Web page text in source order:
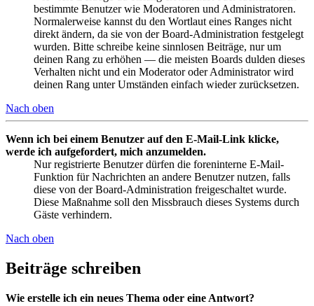
bestimmte Benutzer wie Moderatoren und Administratoren.
Normalerweise kannst du den Wortlaut eines Ranges nicht
direkt ändern, da sie von der Board-Administration festgelegt
wurden. Bitte schreibe keine sinnlosen Beiträge, nur um
deinen Rang zu erhöhen — die meisten Boards dulden dieses
Verhalten nicht und ein Moderator oder Administrator wird
deinen Rang unter Umständen einfach wieder zurücksetzen.
Nach oben
Wenn ich bei einem Benutzer auf den E-Mail-Link klicke,
werde ich aufgefordert, mich anzumelden.
Nur registrierte Benutzer dürfen die foreninterne E-Mail-
Funktion für Nachrichten an andere Benutzer nutzen, falls
diese von der Board-Administration freigeschaltet wurde.
Diese Maßnahme soll den Missbrauch dieses Systems durch
Gäste verhindern.
Nach oben
Beiträge schreiben
Wie erstelle ich ein neues Thema oder eine Antwort?